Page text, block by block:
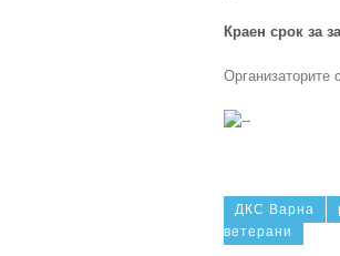
Краен срок за
Организаторите
ДКС Варна
ветерани